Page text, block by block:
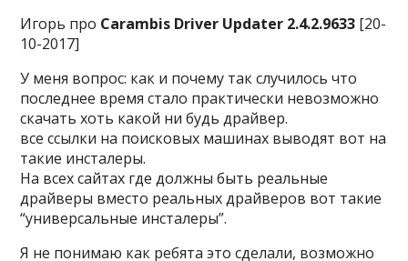
Игорь про Carambis Driver Updater 2.4.2.9633 [20-
10-2017]
У меня вопрос: как и почему так случилось что
последнее время стало практически невозможно
скачать хоть какой ни будь драйвер.
все ссылки на поисковых машинах выводят вот на
такие инсталеры.
На всех сайтах где должны быть реальные
драйверы вместо реальных драйверов вот такие
“универсальные инсталеры”.
Я не понимаю как ребята это сделали, возможно